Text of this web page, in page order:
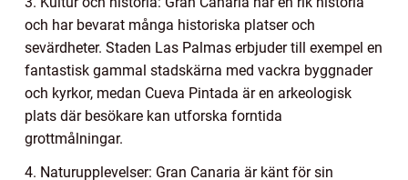
och har bevarat många historiska platser och
sevärdheter. Staden Las Palmas erbjuder till exempel en
fantastisk gammal stadskärna med vackra byggnader
och kyrkor, medan Cueva Pintada är en arkeologisk
plats där besökare kan utforska forntida
grottmålningar.
4. Naturupplevelser: Gran Canaria är känt för sin